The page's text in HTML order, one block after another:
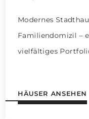
Modernes
Familiendomizil –
vielfältiges
HÄUSER ANSEHEN